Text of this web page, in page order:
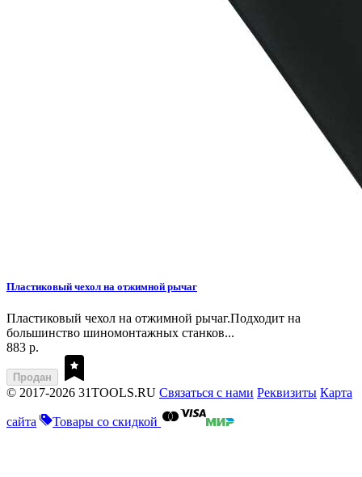
Пластиковый чехол на отжимной рычаг
Пластиковый чехол на отжимной рычаг.Подходит на
большинство шиномонтажных станков...
883 р.
Продан
© 2017-2026 31TOOLS.RU Связаться с нами Реквизиты Карта
сайта Товары со скидкой